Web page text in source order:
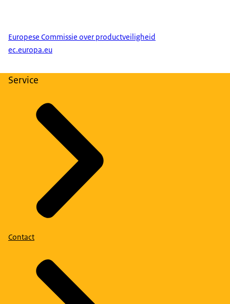
Europese Commissie over productveiligheid
ec.europa.eu
Service
Contact